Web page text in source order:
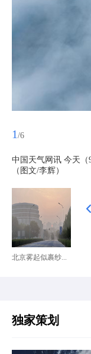
1 /6
中国天气网讯 今天
（图文/李辉）
北京雾起似裹纱...
独家策划